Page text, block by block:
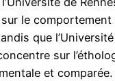
le comportement
que
sur
et comparée.